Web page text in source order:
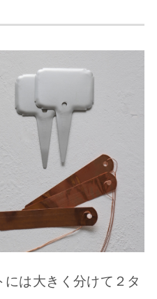
は大きく分けて２タ